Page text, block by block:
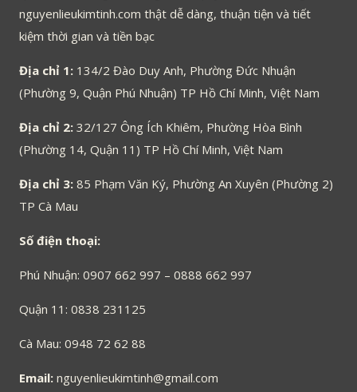
nguyenlieukimtinh.com thật dễ dàng, thuận tiện và tiết
kiệm thời gian và tiền bạc
Địa chỉ 1: 134/2 Đào Duy Anh, Phường Đức Nhuận
(Phường 9, Quận Phú Nhuận) TP Hồ Chí Minh, Việt Nam
Địa chỉ 2: 32/127 Ông Ích Khiêm, Phường Hòa Bình
(Phường 14, Quận 11) TP Hồ Chí Minh, Việt Nam
Địa chỉ 3: 85 Phạm Văn Ký, Phường An Xuyên (Phường 2)
TP Cà Mau
Số điện thoại:
Phú Nhuận: 0907 662 997 – 0888 662 997
Quận 11: 0838 231125
Cà Mau: 0948 72 62 88
Email: nguyenlieukimtinh@gmail.com